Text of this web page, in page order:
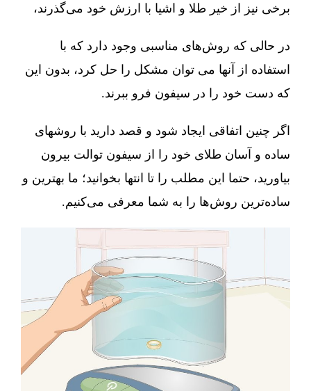
برخی نیز از خیر طلا و اشیا با ارزش خود می‌گذرند،
در حالی که روش‌های مناسبی وجود دارد که با
استفاده از آنها می توان مشکل را حل کرد، بدون این
که دست خود را در سیفون فرو ببرند.
اگر چنین اتفاقی ایجاد شود و قصد دارید با روشهای
ساده و آسان طلای خود را از سیفون توالت بیرون
بیاورید، حتما این مطلب را تا انتها بخوانید؛ ما بهترین و
ساده‌ترین روش‌ها را به شما معرفی می‌کنیم.